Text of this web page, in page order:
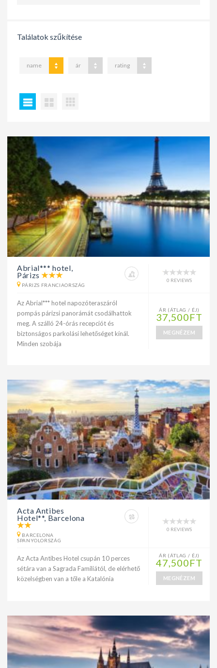
Találatok szűkítése
name ár rating
Abrial*** hotel,
Párizs
PÁRIZS FRANCIAORSZÁG
0 REVIEWS
Az Abrial*** hotel napozóteraszáról
pompás párizsi panorámát csodálhattok
meg. A szálló 24-órás recepciót és
biztonságos parkolási lehetőséget kínál.
Minden szobája
ÁR (ÁTLAG / ÉJ)
37,500FT
MEGNÉZEM
Acta Antibes
Hotel**, Barcelona
BARCELONA
SPANYOLORSZÁG
0 REVIEWS
Az Acta Antibes Hotel csupán 10 perces
sétára van a Sagrada Familiától, de elérhető
közelségben van a tőle a Katalónia
ÁR (ÁTLAG / ÉJ)
47,500FT
MEGNÉZEM